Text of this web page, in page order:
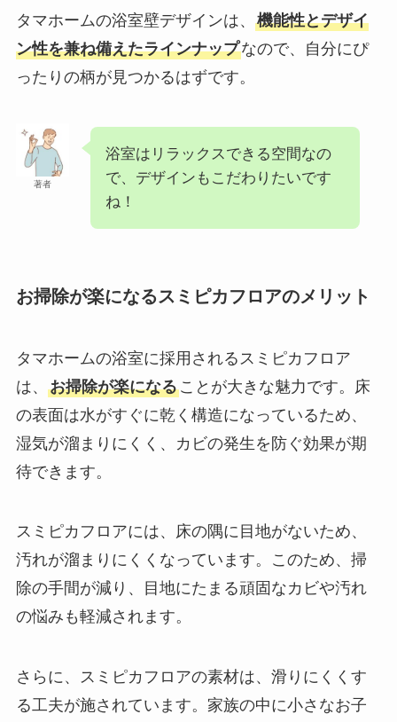
タマホームの浴室壁デザインは、 機能性とデザイ
ン性を兼ね備えたラインナップなので、自分にぴ
ったりの柄が見つかるはずです。
著者
浴室はリラックスできる空間なの
で、デザインもこだわりたいです
ね！
お掃除が楽になるスミピカフロアのメリット
タマホームの浴室に採用されるスミピカフロア
は、 お掃除が楽になることが大きな魅力です。床
の表面は水がすぐに乾く構造になっているため、
湿気が溜まりにくく、カビの発生を防ぐ効果が期
待できます。
スミピカフロアには、床の隅に目地がないため、
汚れが溜まりにくくなっています。このため、掃
除の手間が減り、目地にたまる頑固なカビや汚れ
の悩みも軽減されます。
さらに、スミピカフロアの素材は、滑りにくくす
る工夫が施されています。家族の中に小さなお子